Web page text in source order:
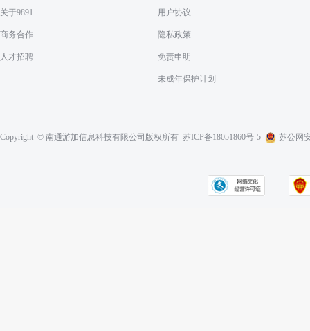
关于9891
商务合作
人才招聘
用户协议
隐私政策
免责申明
未成年保护计划
Copyright © 南通游加信息科技有限公司版权所有 苏ICP备18051860号-5 苏公网